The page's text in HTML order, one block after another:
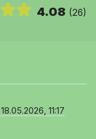
4.08 (26)
11:17